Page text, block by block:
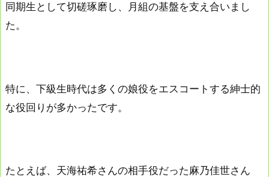
同期生として切磋琢磨し、月組の基盤を支え合いまし
た。
特に、下級生時代は多くの娘役をエスコートする紳士的
な役回りが多かったです。
たとえば、天海祐希さんの相手役だった麻乃佳世さん